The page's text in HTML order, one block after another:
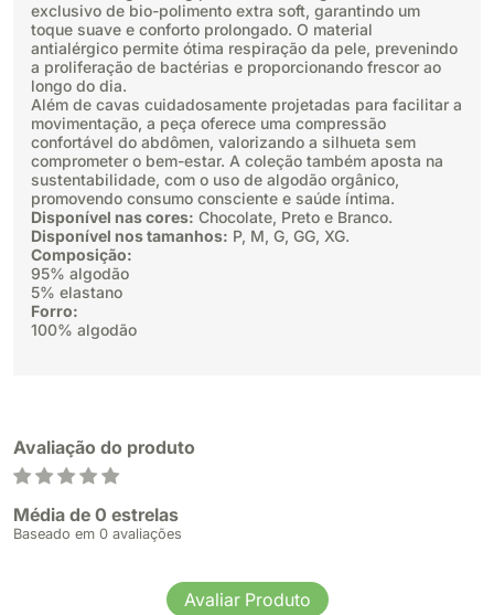
exclusivo de bio-polimento extra soft, garantindo um
toque suave e conforto prolongado. O material
antialérgico permite ótima respiração da pele, prevenindo
a proliferação de bactérias e proporcionando frescor ao
longo do dia.
Além de cavas cuidadosamente projetadas para facilitar a
movimentação, a peça oferece uma compressão
confortável do abdômen, valorizando a silhueta sem
comprometer o bem-estar. A coleção também aposta na
sustentabilidade, com o uso de algodão orgânico,
promovendo consumo consciente e saúde íntima.
Disponível nas cores: Chocolate, Preto e Branco.
Disponível nos tamanhos: P, M, G, GG, XG.
Composição:
95% algodão
5% elastano
Forro:
100% algodão
Avaliação do produto
Média de 0 estrelas
Baseado em 0 avaliações
Avaliar Produto